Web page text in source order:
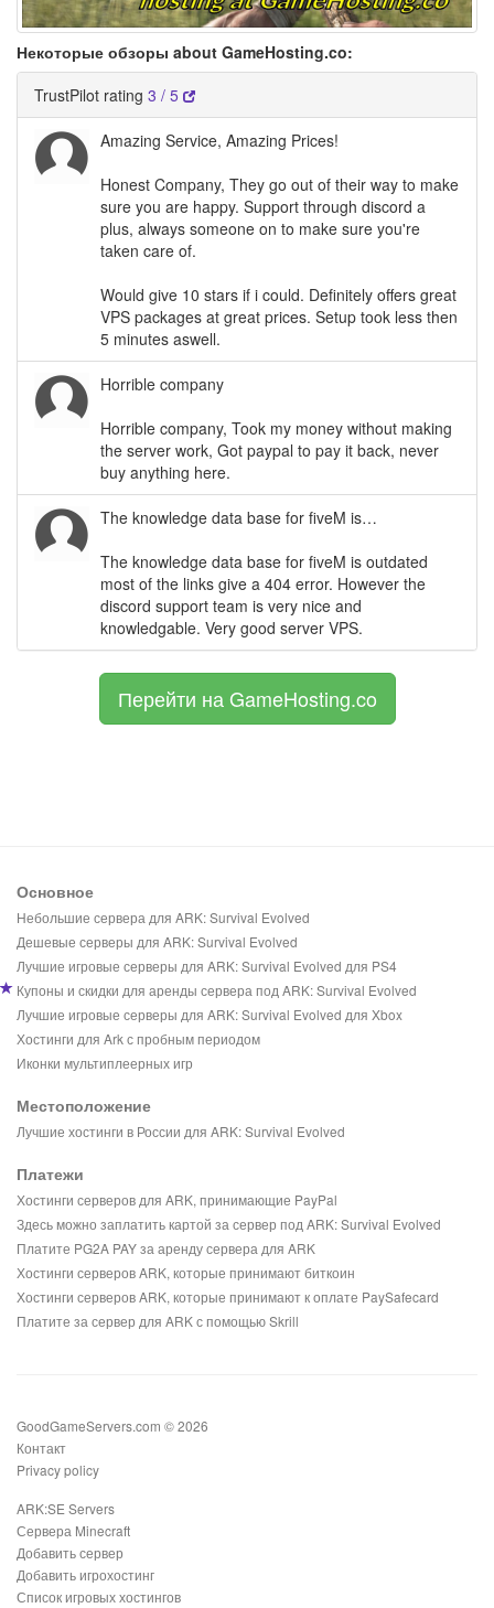
Некоторые обзоры about GameHosting.co:
TrustPilot rating 3 / 5
Amazing Service, Amazing Prices!
Honest Company, They go out of their way to make
sure you are happy. Support through discord a
plus, always someone on to make sure you're
taken care of.
Would give 10 stars if i could. Definitely offers great
VPS packages at great prices. Setup took less then
5 minutes aswell.
Horrible company
Horrible company, Took my money without making
the server work, Got paypal to pay it back, never
buy anything here.
The knowledge data base for fiveM is…
The knowledge data base for fiveM is outdated
most of the links give a 404 error. However the
discord support team is very nice and
knowledgable. Very good server VPS.
Перейти на GameHosting.co
Основное
Небольшие сервера для ARK: Survival Evolved
Дешевые серверы для ARK: Survival Evolved
Лучшие игровые серверы для ARK: Survival Evolved для PS4
Купоны и скидки для аренды сервера под ARK: Survival Evolved
Лучшие игровые серверы для ARK: Survival Evolved для Xbox
Хостинги для Ark с пробным периодом
Иконки мультиплеерных игр
Местоположение
Лучшие хостинги в России для ARK: Survival Evolved
Платежи
Хостинги серверов для ARK, принимающие PayPal
Здесь можно заплатить картой за сервер под ARK: Survival Evolved
Платите PG2A PAY за аренду сервера для ARK
Хостинги серверов ARK, которые принимают биткоин
Хостинги серверов ARK, которые принимают к оплате PaySafecard
Платите за сервер для ARK с помощью Skrill
GoodGameServers.com © 2026
Контакт
Privacy policy
ARK:SE Servers
Сервера Minecraft
Добавить сервер
Добавить игрохостинг
Список игровых хостингов